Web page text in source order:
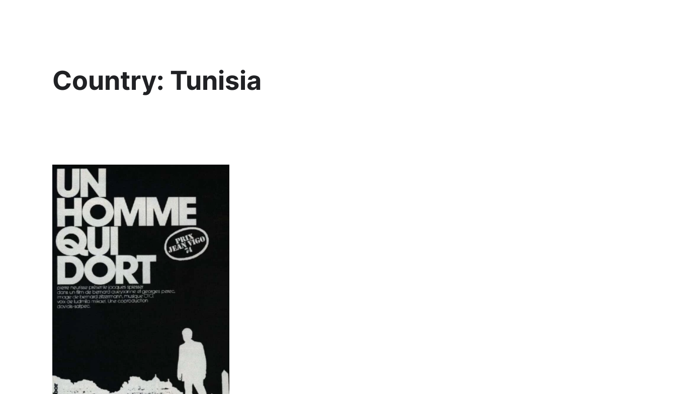
Country: Tunisia